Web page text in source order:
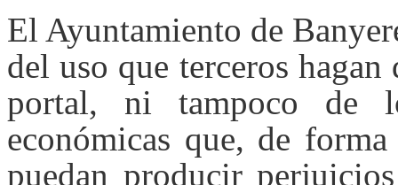
El Ayuntamiento de
del uso que terceros
portal, ni tampoco de
económicas que, de
puedan producir